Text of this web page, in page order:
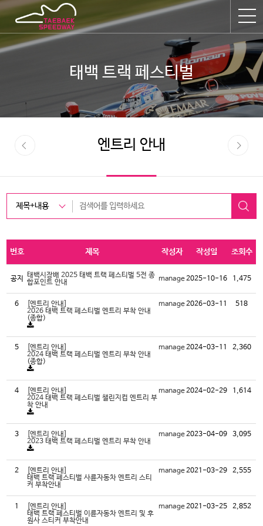
태백 트랙 페스티벌
엔트리 안내
번호 제목 작성자 작성일 조회수
공지
태백시장배 2025 태백 트랙 페스티벌 5전 종
합포인트 안내
manage2025-10-16 1,475
6
[엔트리 안내]
2026 태백 트랙 페스티벌 엔트리 부착 안내
(종합)
manage2026-03-11 518
5
[엔트리 안내]
2024 태백 트랙 페스티벌 엔트리 부착 안내
(종합)
manage2024-03-11 2,360
4
[엔트리 안내]
2024 태백 트랙 페스티벌 챌린지컵 엔트리 부
착 안내
manage2024-02-29 1,614
3
[엔트리 안내]
2023 태백 트랙 페스티벌 엔트리 부착 안내
manage2023-04-09 3,095
2
[엔트리 안내]
태백 트랙 페스티벌 사륜자동차 엔트리 스티
커 부착안내
manage2021-03-29 2,555
1
[엔트리 안내]
태백 트랙 페스티벌 이륜자동차 엔트리 및 후
원사 스티커 부착안내
manage2021-03-25 2,852